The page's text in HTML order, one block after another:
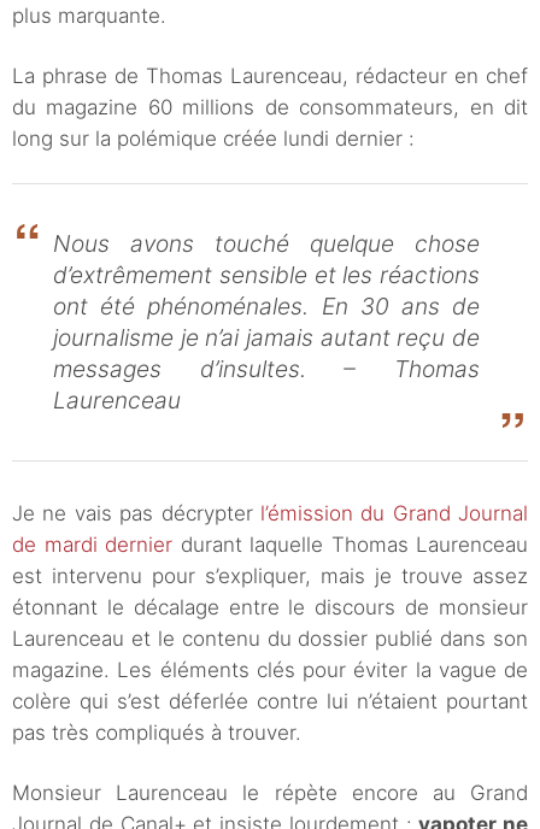
plus marquante.
La phrase de Thomas Laurenceau, rédacteur en chef
du magazine 60 millions de consommateurs, en dit
long sur la polémique créée lundi dernier :
Nous avons touché quelque chose
d’extrêmement sensible et les réactions
ont été phénoménales. En 30 ans de
journalisme je n’ai jamais autant reçu de
messages d’insultes. – Thomas
Laurenceau
Je ne vais pas décrypter l’émission du Grand Journal
de mardi dernier durant laquelle Thomas Laurenceau
est intervenu pour s’expliquer, mais je trouve assez
étonnant le décalage entre le discours de monsieur
Laurenceau et le contenu du dossier publié dans son
magazine. Les éléments clés pour éviter la vague de
colère qui s’est déferlée contre lui n’étaient pourtant
pas très compliqués à trouver.
Monsieur Laurenceau le répète encore au Grand